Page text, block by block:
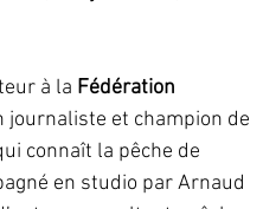
à la Fédération
journaliste et champion de
connaît la pêche de
en studio par Arnaud